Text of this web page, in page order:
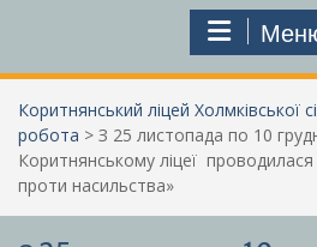
Коритнянський ліцей Холмківської
робота > З 25 листопада по 10
Коритнянському ліцеї проводилася
проти насильства»